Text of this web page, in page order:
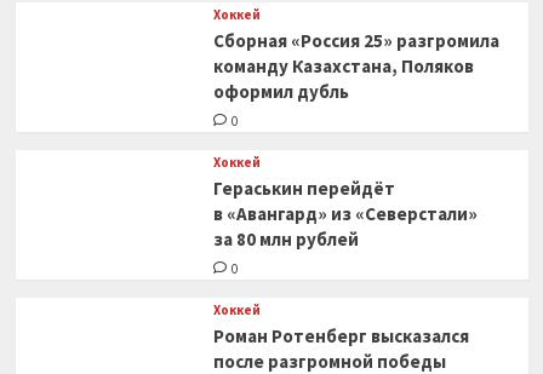
Хоккей
Сборная «Россия 25» разгромила
команду Казахстана, Поляков
оформил дубль
0
Хоккей
Гераськин перейдёт
в «Авангард» из «Северстали»
за 80 млн рублей
0
Хоккей
Роман Ротенберг высказался
после разгромной победы